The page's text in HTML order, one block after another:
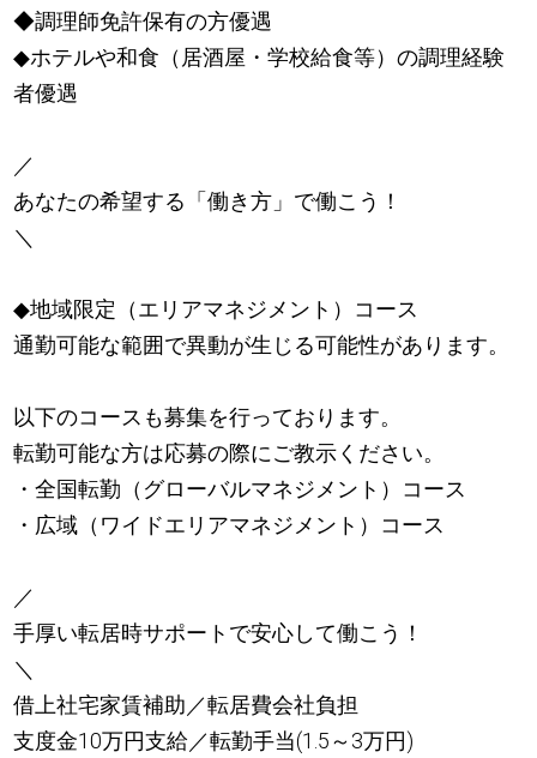
◆調理師免許保有の方優遇
◆ホテルや和食（居酒屋・学校給食等）の調理経験
者優遇
／
あなたの希望する「働き方」で働こう！
＼
◆地域限定（エリアマネジメント）コース
通勤可能な範囲で異動が生じる可能性があります。
以下のコースも募集を行っております。
転勤可能な方は応募の際にご教示ください。
・全国転勤（グローバルマネジメント）コース
・広域（ワイドエリアマネジメント）コース
／
手厚い転居時サポートで安心して働こう！
＼
借上社宅家賃補助／転居費会社負担
支度金10万円支給／転勤手当(1.5～3万円)